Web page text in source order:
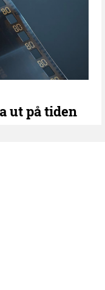
ut på tiden